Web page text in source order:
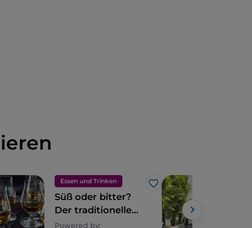
Essen und Trinken
Like
Süß oder bitter?
Der traditionelle
Abschluss einer
Powered by: